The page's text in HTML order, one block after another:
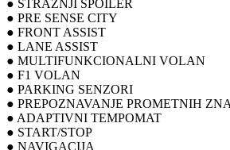
● STRAŽNJI SPOILER
● PRE SENSE CITY
● FRONT ASSIST
● LANE ASSIST
● MULTIFUNKCIONALNI VOLAN
● F1 VOLAN
● PARKING SENZORI
● PREPOZNAVANJE PROMETNIH
● ADAPTIVNI TEMPOMAT
● START/STOP
● NAVIGACIJA